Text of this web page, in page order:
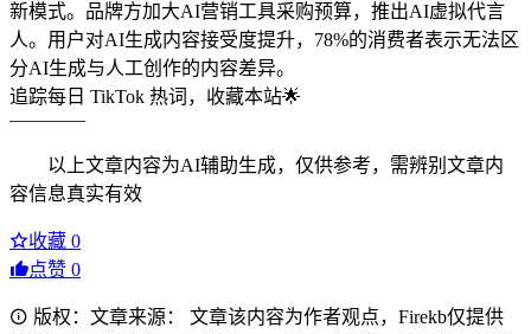
新模式。品牌方加大AI营销工具采购预算，推出AI虚拟代言
人。用户对AI生成内容接受度提升，78%的消费者表示无法区
分AI生成与人工创作的内容差异。
追踪每日 TikTok 热词，收藏本站🌟
————
以上文章内容为AI辅助生成，仅供参考，需辨别文章内
容信息真实有效
收藏 0
点赞 0
版权：文章来源： 文章该内容为作者观点，Firekb仅提供